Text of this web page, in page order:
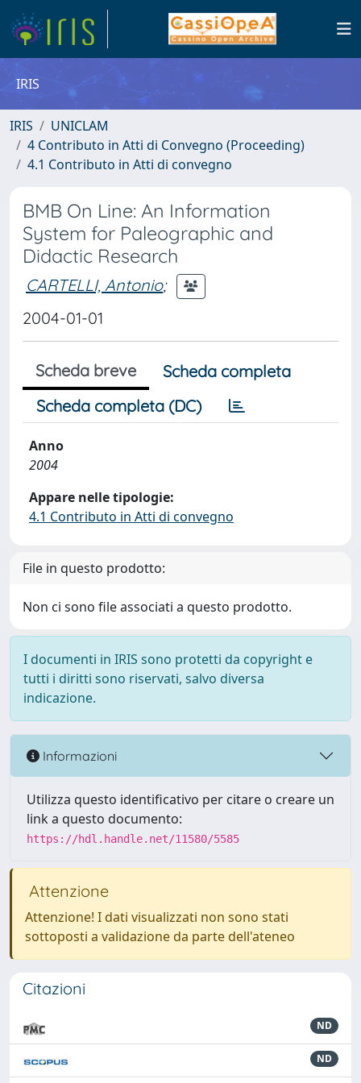
IRIS
IRIS
UNICLAM
4 Contributo in Atti di Convegno (Proceeding)
4.1 Contributo in Atti di convegno
BMB On Line: An Information
System for Paleographic and
Didactic Research
CARTELLI, Antonio;
2004-01-01
Scheda breve
Scheda completa
Scheda completa (DC)
Anno
2004
Appare nelle tipologie:
4.1 Contributo in Atti di convegno
File in questo prodotto:
Non ci sono file associati a questo prodotto.
I documenti in IRIS sono protetti da copyright e
tutti i diritti sono riservati, salvo diversa
indicazione.
Informazioni
Utilizza questo identificativo per citare o creare un
link a questo documento:
https://hdl.handle.net/11580/5585
Attenzione
Attenzione! I dati visualizzati non sono stati
sottoposti a validazione da parte dell'ateneo
Citazioni
ND
ND